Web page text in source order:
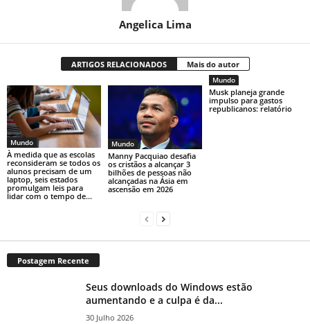
Angelica Lima
ARTIGOS RELACIONADOS Mais do autor
Mundo
À medida que as escolas
reconsideram se todos os
alunos precisam de um
laptop, seis estados
promulgam leis para
lidar com o tempo de...
Mundo
Manny Pacquiao desafia
os cristãos a alcançar 3
bilhões de pessoas não
alcançadas na Ásia em
ascensão em 2026
Mundo
Musk planeja grande
impulso para gastos
republicanos: relatório
Postagem Recente
Seus downloads do Windows estão
aumentando e a culpa é da...
30 Julho 2026